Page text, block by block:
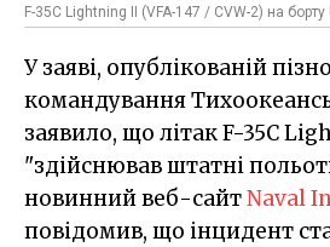
F-35C Lightning II (VFA-147 / CVW-2) на
У заяві, опублікованій
командування
заявило, що літак F-35C
"здійснював штатні
новинний веб-сайтNaval
повідомив, що інцидент